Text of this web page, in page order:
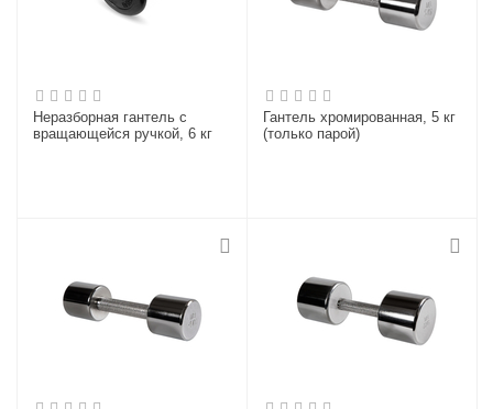
Неразборная гантель c
вращающейся ручкой, 6 кг
Гантель хромированная, 5 кг
(только парой)